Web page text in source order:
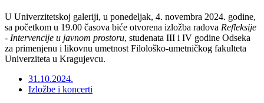
U Univerzitetskoj galeriji, u ponedeljak, 4. novembra 2024. godine,
sa početkom u 19.00 časova biće otvorena izložba radova Refleksije
- Intervencije u javnom prostoru, studenata III i IV godine Odseka
za primenjenu i likovnu umetnost Filološko-umetničkog fakulteta
Univerziteta u Kragujevcu.
31.10.2024.
Izložbe i koncerti